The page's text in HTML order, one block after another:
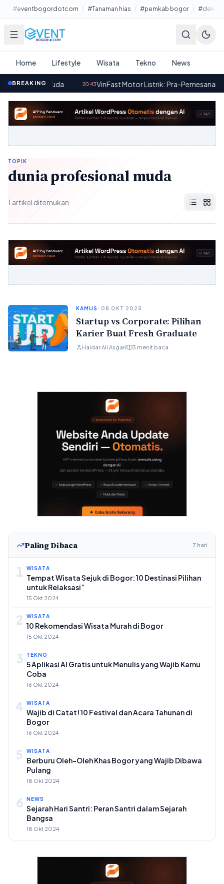
Lewati ke konten utama
#eventbogordotcom #Tanaman hias #pemkab bogor
Home Lifestyle Wisata Tekno News
BREAKING
Pemuda VinFast Motor Listrik: Pra-Pemesanan Mulai
TOPIK
dunia profesional muda
1 artikel ditemukan
KAMUS· 08 OKT 2025
Startup vs Corporate: Pilihan
Karier Buat Fresh Graduate
Haidar Ali Asgari 3 menit baca
Paling Dibaca 7 hari
1 WISATA
Tempat Wisata Sejuk di Bogor: 10 Destinasi Pilihan
untuk Relaksasi”
15 Okt 2024
2 WISATA
10 Rekomendasi Wisata Murah di Bogor
15 Okt 2024
3 TEKNO
5 Aplikasi AI Gratis untuk Menulis yang Wajib Kamu
Coba
16 Okt 2024
4 WISATA
Wajib di Catat! 10 Festival dan Acara Tahunan di
Bogor
16 Okt 2024
5 WISATA
Berburu Oleh-Oleh Khas Bogor yang Wajib Dibawa
Pulang
18 Okt 2024
6 NEWS
Sejarah Hari Santri: Peran Santri dalam Sejarah
Bangsa
18 Okt 2024